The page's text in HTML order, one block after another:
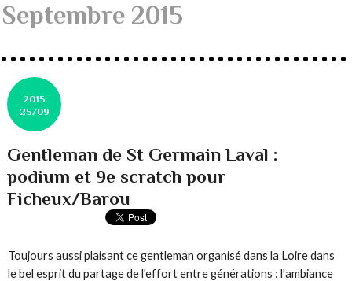
Septembre 2015
2015
25/09
Gentleman de St Germain Laval :
podium et 9e scratch pour
Ficheux/Barou
Toujours aussi plaisant ce gentleman organisé dans la Loire dans
le bel esprit du partage de l'effort entre générations : l'ambiance